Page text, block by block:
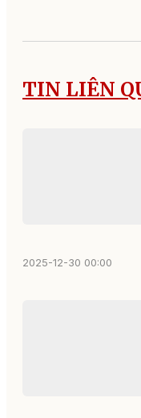
TIN LIÊN
2025-12-30 00:00